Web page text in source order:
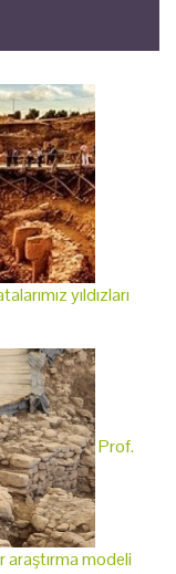
yıldızları
Prof.
araştırma modeli